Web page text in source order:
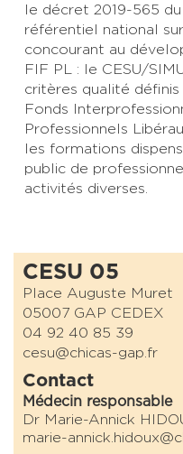
le décret 2019-565
référentiel national
concourant au
FIF PL : le CESU/
critères qualité
Fonds
Professionnels
les formations
public de
activités diverses.
CESU 05
Place Auguste Muret
05007 GAP CEDEX
04 92 40 85 39
cesu@chicas-gap.fr
Contact
Médecin responsable
Dr Marie-Annick
marie-